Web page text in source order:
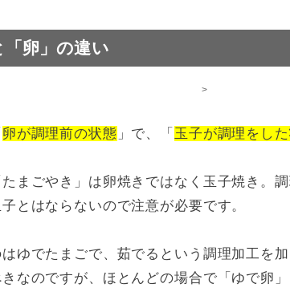
「卵」の違い
>
卵が調理前の状態 」で、「 玉子が調理をし
まごやき」は卵焼きではなく玉子焼き。
とはならないので注意が必要です。
ゆでたまごで、茹でるという調理加工を
なのですが、ほとんどの場合で「ゆで卵」